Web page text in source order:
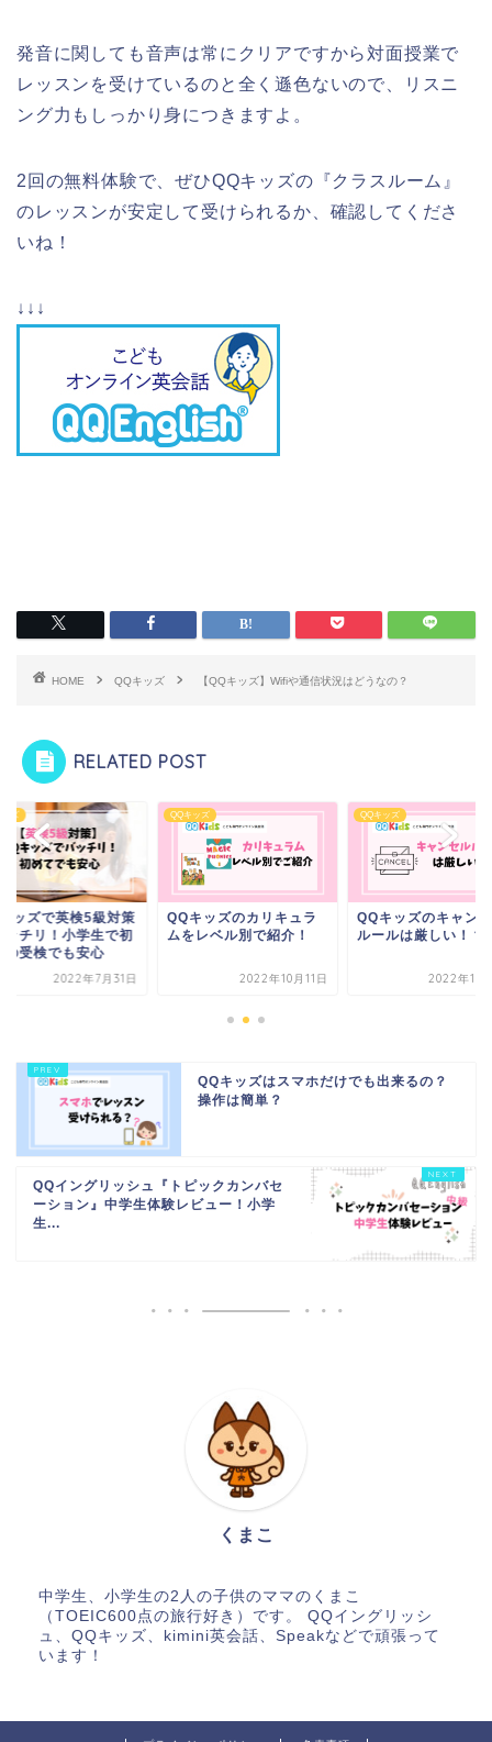
発音に関しても音声は常にクリアですから対面授業で
レッスンを受けているのと全く遜色ないので、リスニ
ング力もしっかり身につきますよ。
2回の無料体験で、ぜひQQキッズの『クラスルーム』
のレッスンが安定して受けられるか、確認してくださ
いね！
↓↓↓
HOME QQキッズ 【QQキッズ】Wifiや通信状況はどうなの？
RELATED POST
ッズ
ッズで英検5級対策
ッチリ！小学生で初
の受検でも安心
2022年7月31日
QQキッズ
QQキッズのカリキュラ
ムをレベル別で紹介！
2022年10月11日
QQキッズ
QQキッズのキャン
ルールは厳しい！？
2022年10
QQキッズはスマホだけでも出来るの？
操作は簡単？
QQイングリッシュ『トピックカンバセ
ーション』中学生体験レビュー！小学
生...
くまこ
中学生、小学生の2人の子供のママのくまこ
（TOEIC600点の旅行好き）です。 QQイングリッシ
ュ、QQキッズ、kimini英会話、Speakなどで頑張って
います！